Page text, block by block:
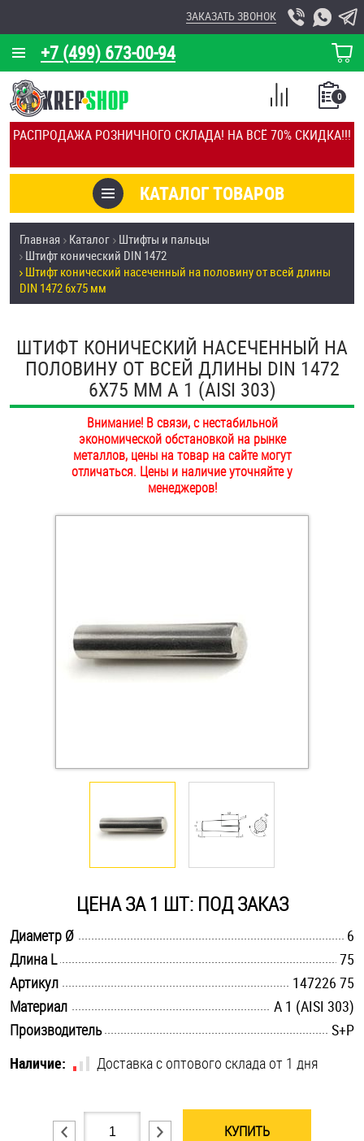
РАСПРОДАЖА РОЗНИЧНОГО СКЛАДА! НА ВСЁ 70% СКИДКА!!!
+7 (499) 673-00-94
ЗАКАЗАТЬ ЗВОНОК
КОРЗИНА
О КОМПАНИИ
КАЛЬКУЛЯТОР
ОТЗЫВЫ
УСЛУГИ
СКИДКИ
ПОКУПАТЕЛЯМ
ОПЛАТА И ДОСТАВКА
НАШИ МАГАЗИНЫ
КАТАЛОГ ТОВАРОВ
0
СПИСОК
СРАВНЕНИЕ
Товары со скидкой
Анкеры
Антивандальный крепёж, инструмент
Болты и винты
Дюбели
Дюймовый крепёж
Инструмент
Крюки, кольца с метрической резьбой
Оснастка и аксессуары для яхт
Стопорные кольца
Такелаж
Хомуты
Шайбы
Шпильки
Шплинты
Главная Каталог Штифты и пальцы
Штифт конический DIN 1472
Штифт конический насеченный на половину от всей длины
DIN 1472 6х75 мм
ШТИФТ КОНИЧЕСКИЙ НАСЕЧЕННЫЙ НА
ПОЛОВИНУ ОТ ВСЕЙ ДЛИНЫ DIN 1472
6Х75 ММ А 1 (AISI 303)
Внимание! В связи, с нестабильной
экономической обстановкой на рынке
металлов, цены на товар на сайте могут
отличаться. Цены и наличие уточняйте у
менеджеров!
ЦЕНА ЗА 1 ШТ: ПОД ЗАКАЗ
Диаметр Ø
6
Длина L
75
Артикул
147226 75
Материал
А 1 (AISI 303)
Производитель
S+P
Наличие:
Доставка с оптового склада от 1 дня
КУПИТЬ